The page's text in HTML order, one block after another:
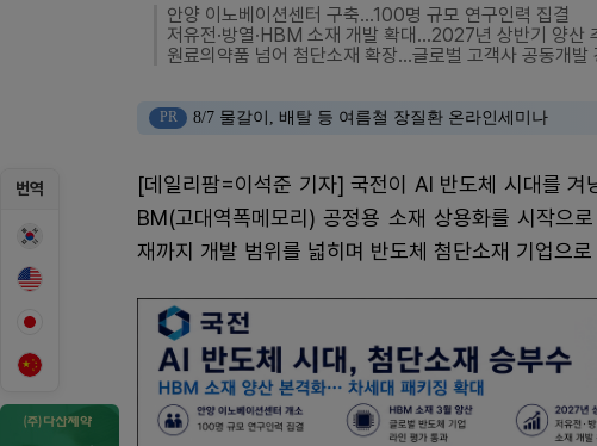
번역
안양 이노베이션센터 구축…100명 규모 연구인력 집결
저유전·방열·HBM 소재 개발 확대…2027년 상반기 양산
원료의약품 넘어 첨단소재 확장…글로벌 고객사 공동개발
PR 8/7 물갈이, 배탈 등 여름철 장질환 온라인세미나
[데일리팜=이석준 기자] 국전이 AI 반도체 시대를
BM(고대역폭메모리) 공정용 소재 상용화를 시작으
재까지 개발 범위를 넓히며 반도체 첨단소재 기업으